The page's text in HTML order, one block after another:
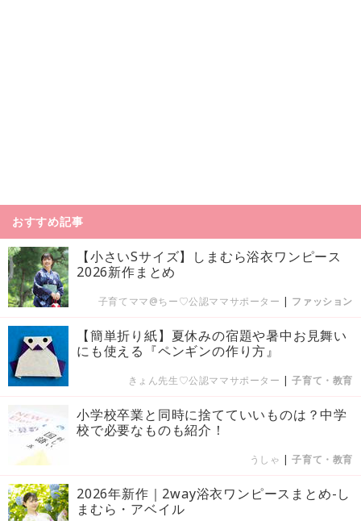
おすすめ記事
【小さいSサイズ】しまむら浴衣ワンピース
2026新作まとめ
子育てママ@ちー♡公認ママサポーター | ファッション
【簡単折り紙】夏休みの宿題や暑中お見舞い
にも使える『ペンギンの作り方』
きょん先生♡公認ママサポーター |子育て・教育
小学校卒業と同時に捨てていいものは？中学
校で必要なものも紹介！
うしゃ |子育て・教育
2026年新作｜2way浴衣ワンピースまとめ-し
まむら・アベイル